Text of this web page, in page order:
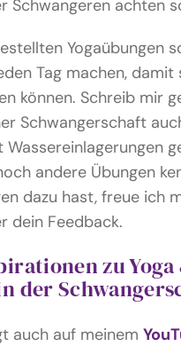
Schwangeren achten
Yogaübungen
Tag machen, damit
können. Schreib mir
Schwangerschaft
Wassereinlagerungen
andere Übungen
dazu hast, freue ich
dein Feedback.
zu Yoga
der
auch auf meinem